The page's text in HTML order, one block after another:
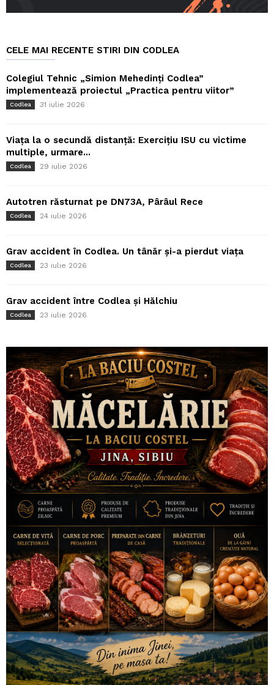
CELE MAI RECENTE STIRI DIN CODLEA
Colegiul Tehnic „Simion Mehedinți Codlea”
implementează proiectul „Practica pentru viitor”
Codlea 31 iulie 2026
Viața la o secundă distanță: Exercițiu ISU cu victime
multiple, urmare...
Codlea 29 iulie 2026
Autotren răsturnat pe DN73A, Pârâul Rece
Codlea 24 iulie 2026
Grav accident în Codlea. Un tânăr și-a pierdut viața
Codlea 23 iulie 2026
Grav accident între Codlea și Hălchiu
Codlea 23 iulie 2026